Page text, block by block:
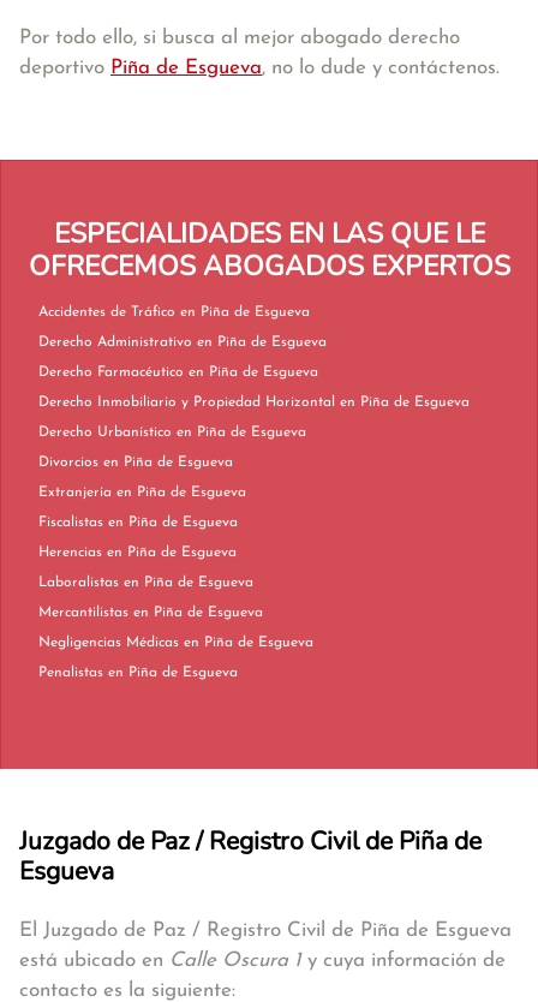
Por todo ello, si busca al mejor abogado derecho
deportivo Piña de Esgueva, no lo dude y contáctenos.
ESPECIALIDADES EN LAS QUE LE
OFRECEMOS ABOGADOS EXPERTOS
Accidentes de Tráfico en Piña de Esgueva
Derecho Administrativo en Piña de Esgueva
Derecho Farmacéutico en Piña de Esgueva
Derecho Inmobiliario y Propiedad Horizontal en Piña de Esgueva
Derecho Urbanístico en Piña de Esgueva
Divorcios en Piña de Esgueva
Extranjería en Piña de Esgueva
Fiscalistas en Piña de Esgueva
Herencias en Piña de Esgueva
Laboralistas en Piña de Esgueva
Mercantilistas en Piña de Esgueva
Negligencias Médicas en Piña de Esgueva
Penalistas en Piña de Esgueva
Juzgado de Paz / Registro Civil de Piña de
Esgueva
El Juzgado de Paz / Registro Civil de Piña de Esgueva
está ubicado en Calle Oscura 1y cuya información de
contacto es la siguiente: